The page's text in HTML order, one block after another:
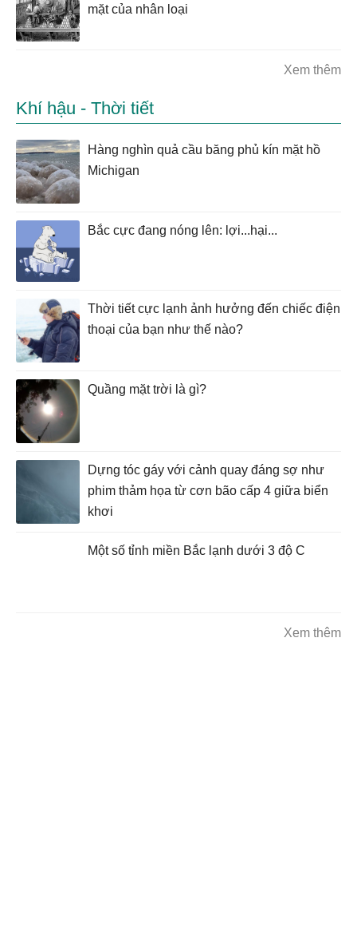
mặt của nhân loại
Xem thêm
Khí hậu - Thời tiết
Hàng nghìn quả cầu băng phủ kín mặt hồ
Michigan
Bắc cực đang nóng lên: lợi...hại...
Thời tiết cực lạnh ảnh hưởng đến chiếc điện
thoại của bạn như thế nào?
Quầng mặt trời là gì?
Dựng tóc gáy với cảnh quay đáng sợ như
phim thảm họa từ cơn bão cấp 4 giữa biển
khơi
Một số tỉnh miền Bắc lạnh dưới 3 độ C
Xem thêm